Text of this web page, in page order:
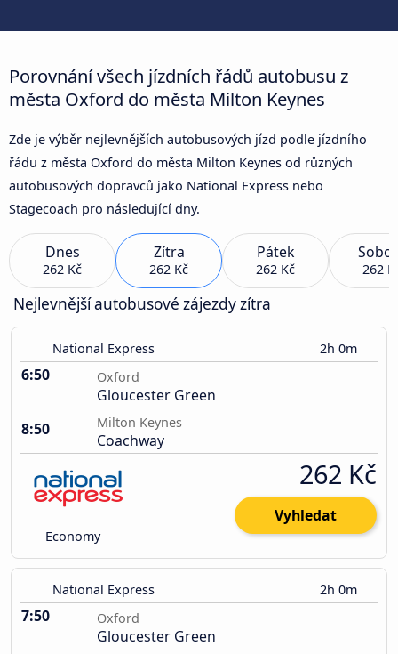
Porovnání všech jízdních řádů autobusu z
města Oxford do města Milton Keynes
Zde je výběr nejlevnějších autobusových jízd podle jízdního
řádu z města Oxford do města Milton Keynes od různých
autobusových dopravců jako National Express nebo
Stagecoach pro následující dny.
Dnes
262 Kč
Zítra
262 Kč
Pátek
262 Kč 262
Nejlevnější autobusové zájezdy zítra
National Express 2h 0m
6:50 Oxford
Gloucester Green
8:50
Milton Keynes
Coachway
Economy
262 Kč
Vyhledat
National Express 2h 0m
7:50 Oxford
Gloucester Green